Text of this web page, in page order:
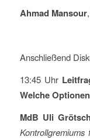
Ahmad Mansour,
Anschließend
13:45 Uhr
Welche
MdB Uli